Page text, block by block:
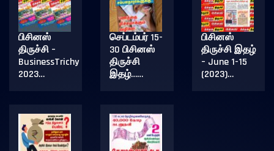
பிசினஸ்
திருச்சி –
BusinessTrichy
2023…
செப்டம்பர் 15-
30 பிசினஸ்
திருச்சி
இதழ்……
பிசினஸ்
திருச்சி இதழ்
– June 1-15
(2023)…